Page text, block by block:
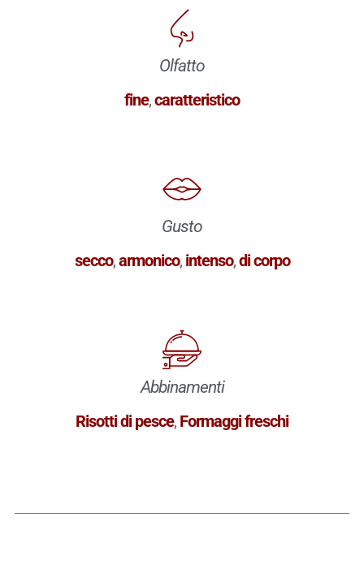
Olfatto
fine,caratteristico
Gusto
secco,armonico, intenso,di corpo
Abbinamenti
Risotti di pesce, Formaggi freschi